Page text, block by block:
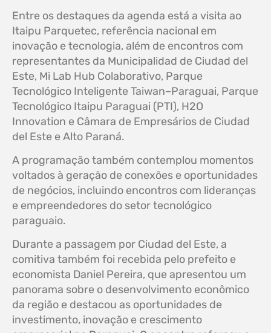
Entre os destaques da agenda está a visita ao
Itaipu Parquetec, referência nacional em
inovação e tecnologia, além de encontros com
representantes da Municipalidad de Ciudad del
Este, Mi Lab Hub Colaborativo, Parque
Tecnológico Inteligente Taiwan–Paraguai, Parque
Tecnológico Itaipu Paraguai (PTI), H2O
Innovation e Câmara de Empresários de Ciudad
del Este e Alto Paraná.
A programação também contemplou momentos
voltados à geração de conexões e oportunidades
de negócios, incluindo encontros com lideranças
e empreendedores do setor tecnológico
paraguaio.
Durante a passagem por Ciudad del Este, a
comitiva também foi recebida pelo prefeito e
economista Daniel Pereira, que apresentou um
panorama sobre o desenvolvimento econômico
da região e destacou as oportunidades de
investimento, inovação e crescimento